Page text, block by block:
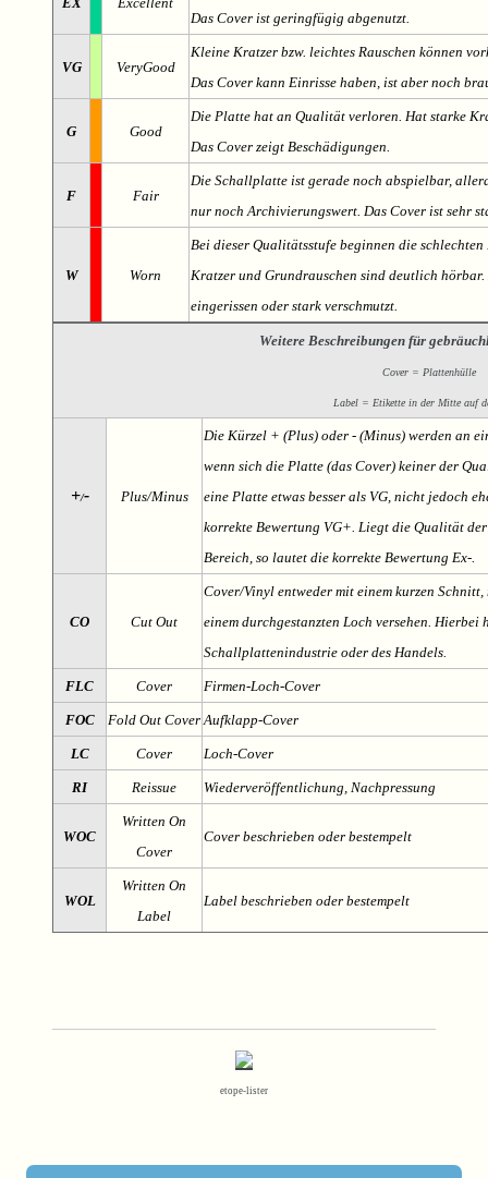
Das Cover ist geringfügig abgenutzt.
VG VeryGood
Kleine Kratzer bzw. leichtes Rauschen können
Das Cover kann Einrisse haben, ist aber noch
G Good
Die Platte hat an Qualität verloren. Hat starke
Das Cover zeigt Beschädigungen.
F Fair
Die Schallplatte ist gerade noch abspielbar,
nur noch Archivierungswert. Das Cover ist sehr
W Worn
Bei dieser Qualitätsstufe beginnen die
Kratzer und Grundrauschen sind deutlich
eingerissen oder stark verschmutzt.
Weitere Beschreibungen für
Cover = Plattenhülle
Label = Etikette in der Mitte auf
+/- Plus/Minus
Die Kürzel + (Plus) oder - (Minus) werden an
wenn sich die Platte (das Cover) keiner der
eine Platte etwas besser als VG, nicht jedoch
korrekte Bewertung VG+. Liegt die Qualität
Bereich, so lautet die korrekte Bewertung Ex-.
CO Cut Out
Cover/Vinyl entweder mit einem kurzen
einem durchgestanzten Loch versehen. Hierbei
Schallplattenindustrie oder des Handels.
FLC Cover Firmen-Loch-Cover
FOC Fold Out Cover Aufklapp-Cover
LC Cover Loch-Cover
RI Reissue Wiederveröffentlichung, Nachpressung
WOC
Written On
Cover
Cover beschrieben oder bestempelt
WOL
Written On
Label
Label beschrieben oder bestempelt
etope-lister